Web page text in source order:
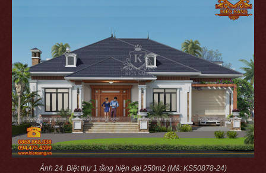
Ảnh 24. Biệt thự 1 tầng hiện đại 250m2 (Mã: KS50878-24)